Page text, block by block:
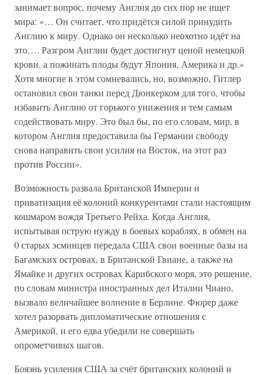
занимает вопрос, почему Англия до сих пор не ищет
мира: «… Он считает, что придётся силой принудить
Англию к миру. Однако он несколько неохотно идёт на
это…. Разгром Англии будет достигнут ценой немецкой
крови, а пожинать плоды будут Япония, Америка и др.»
Хотя многие в этом сомневались, но, возможно, Гитлер
остановил свои танки перед Дюнкерком для того, чтобы
избавить Англию от горького унижения и тем самым
содействовать миру. Это был бы, по его словам, мир, в
котором Англия предоставила бы Германии свободу
снова направить свои усилия на Восток, на этот раз
против России».
Возможность развала Британской Империи и
приватизация её колоний конкурентами стали настоящим
кошмаром вождя Третьего Рейха. Когда Англия,
испытывая острую нужду в боевых кораблях, в обмен на
0 старых эсминцев передала США свои военные базы на
Багамских островах, в Британской Гвиане, а также на
Ямайке и других островах Карибского моря, это решение,
по словам министра иностранных дел Италии Чиано,
вызвало величайшее волнение в Берлине. Фюрер даже
хотел разорвать дипломатические отношения с
Америкой, и его едва убедили не совершать
опрометчивых шагов.
Боязнь усиления США за счёт британских колоний и